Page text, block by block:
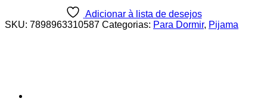
Adicionar à lista de desejos
SKU: 7898963310587 Categorias: Para Dormir, Pijama